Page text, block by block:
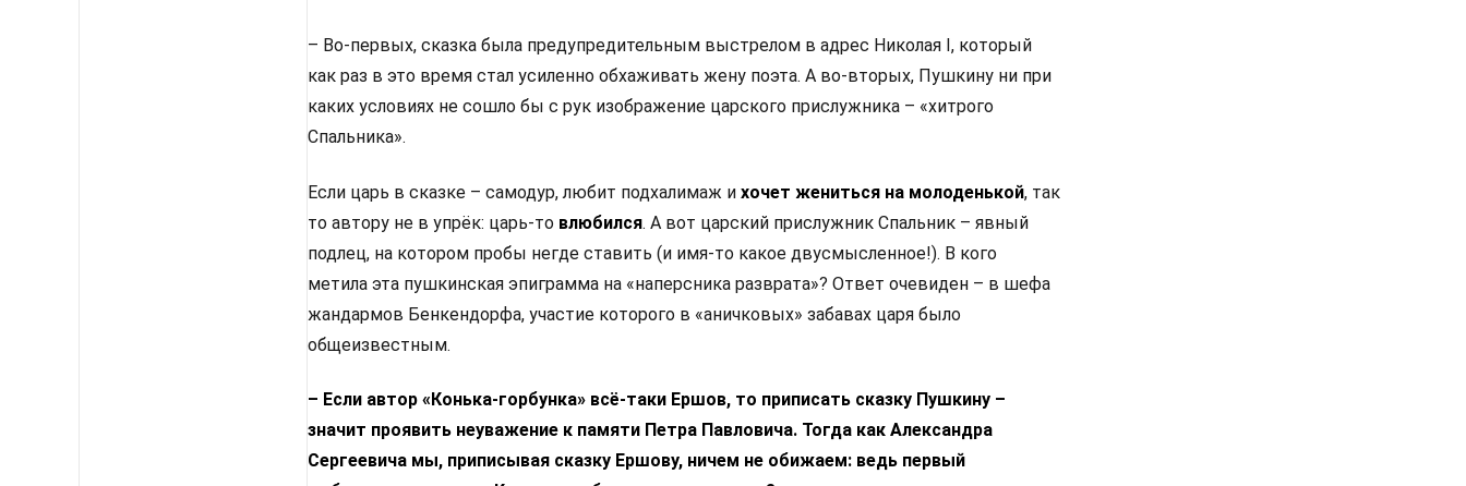
– Во-первых, сказка была предупредительным выстрелом в адрес Николая I, который
как раз в это время стал усиленно обхаживать жену поэта. А во-вторых, Пушкину ни при
каких условиях не сошло бы с рук изображение царского прислужника – «хитрого
Спальника».
Если царь в сказке – самодур, любит подхалимаж и хочет жениться на молоденькой, так
то автору не в упрёк: царь-то влюбился. А вот царский прислужник Спальник – явный
подлец, на котором пробы негде ставить (и имя-то какое двусмысленное!). В кого
метила эта пушкинская эпиграмма на «наперсника разврата»? Ответ очевиден – в шефа
жандармов Бенкендорфа, участие которого в «аничковых» забавах царя было
общеизвестным.
– Если автор «Конька-горбунка» всё-таки Ершов, то приписать сказку Пушкину –
значит проявить неуважение к памяти Петра Павловича. Тогда как Александра
Сергеевича мы, приписывая сказку Ершову, ничем не обижаем: ведь первый